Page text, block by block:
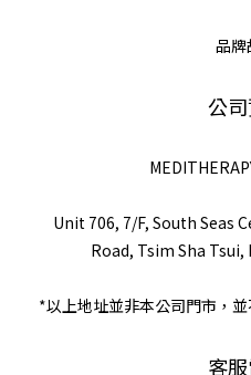
品牌
公
Unit 706, 7/F, South Seas
Road, Tsim Sha
*以上地址並非本公司門市，
客